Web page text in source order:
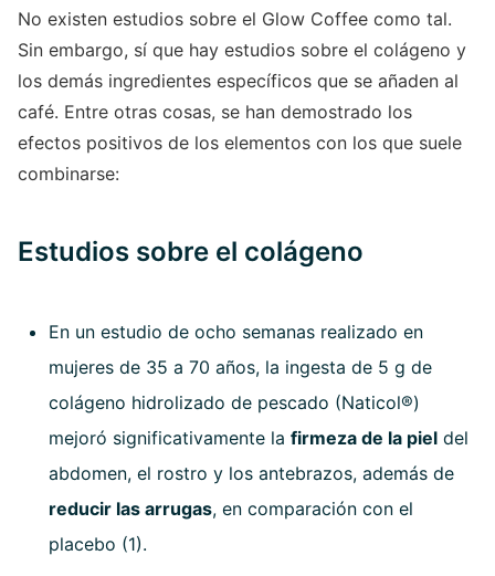
No existen estudios sobre el Glow Coffee como tal.
Sin embargo, sí que hay estudios sobre el colágeno y
los demás ingredientes específicos que se añaden al
café. Entre otras cosas, se han demostrado los
efectos positivos de los elementos con los que suele
combinarse:
Estudios sobre el colágeno
En un estudio de ocho semanas realizado en
mujeres de 35 a 70 años, la ingesta de 5 g de
colágeno hidrolizado de pescado (Naticol®)
mejoró significativamente la firmeza de la piel del
abdomen, el rostro y los antebrazos, además de
reducir las arrugas, en comparación con el
placebo (1).